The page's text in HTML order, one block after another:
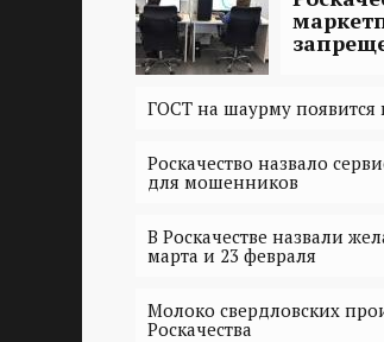
ГОСТ на шаурму появится
Роскачество назвало
для мошенников
В Роскачестве назвали
марта и 23 февраля
Молоко свердловских
Роскачества